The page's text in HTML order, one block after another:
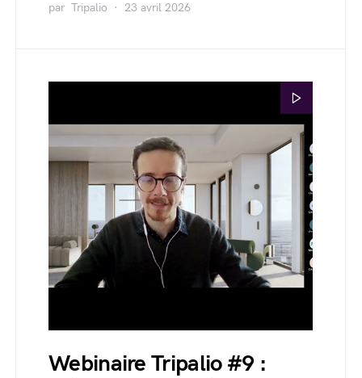
par Tripalio 23 avril 2026
Webinaire Tripalio #9 :